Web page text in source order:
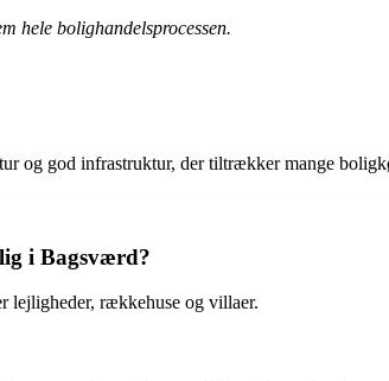
hele bolighandelsprocessen.
og god infrastruktur, der tiltrækker mange
i Bagsværd?
lejligheder, rækkehuse og villaer.